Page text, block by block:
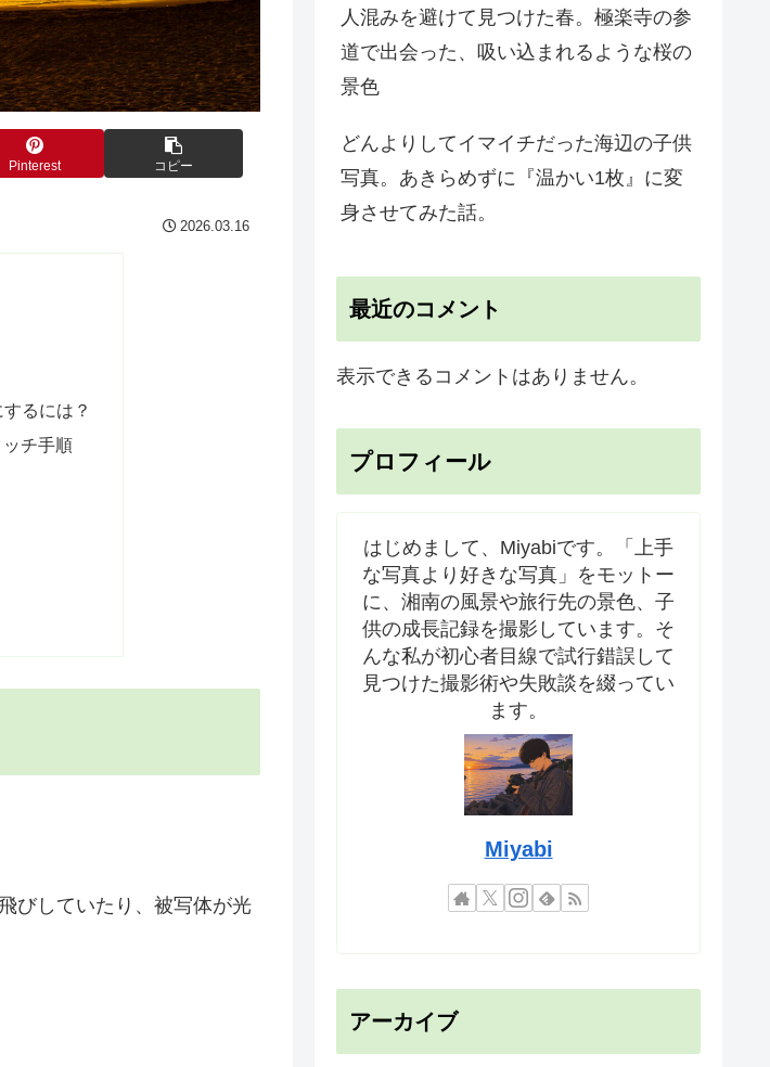
Pinterest コピー
2026.03.16
るには？
チ手順
びしていたり、被写体が光
人混みを避けて見つけた春。極楽寺の参
道で出会った、吸い込まれるような桜の
景色
どんよりしてイマイチだった海辺の子供
写真。あきらめずに『温かい1枚』に変
身させてみた話。
最近のコメント
表示できるコメントはありません。
プロフィール
はじめまして、Miyabiです。「上手
な写真より好きな写真」をモットー
に、湘南の風景や旅行先の景色、子
供の成長記録を撮影しています。そ
んな私が初心者目線で試行錯誤して
見つけた撮影術や失敗談を綴ってい
ます。
Miyabi
アーカイブ